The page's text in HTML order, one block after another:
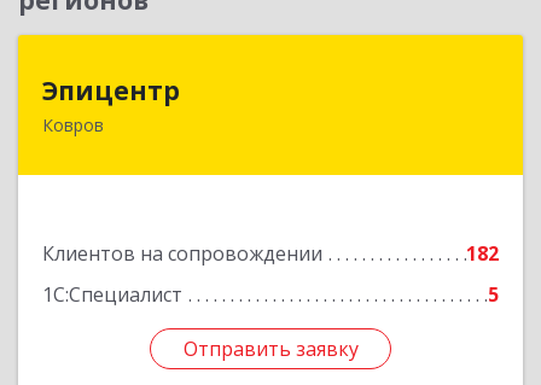
Эпицентр
Ковров
Клиентов на сопровождении
182
1С:Специалист
5
Отправить заявку
601900, Владимирская обл, Ковров г, Барсукова
Отправить заявку